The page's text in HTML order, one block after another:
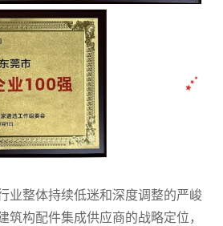
整体持续低迷和深度调整的严峻
筑构配件集成供应商的战略定位，